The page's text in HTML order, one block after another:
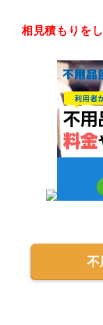
相見積もりを
不